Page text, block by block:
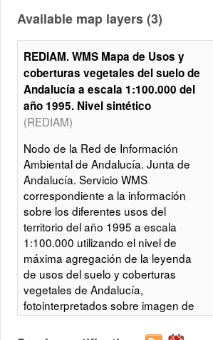
Available map layers (3)
REDIAM. WMS Mapa de Usos y
coberturas vegetales del suelo de
Andalucía a escala 1:100.000 del
año 1995. Nivel sintético
(REDIAM)
Nodo de la Red de Información
Ambiental de Andalucía. Junta de
Andalucía. Servicio WMS
correspondiente a la información
sobre los diferentes usos del
territorio del año 1995 a escala
1:100.000 utilizando el nivel de
máxima agregación de la leyenda
de usos del suelo y coberturas
vegetales de Andalucía,
fotointerpretados sobre imagen de
satélite LANDSAT sensor TM.
Presenta una escala de